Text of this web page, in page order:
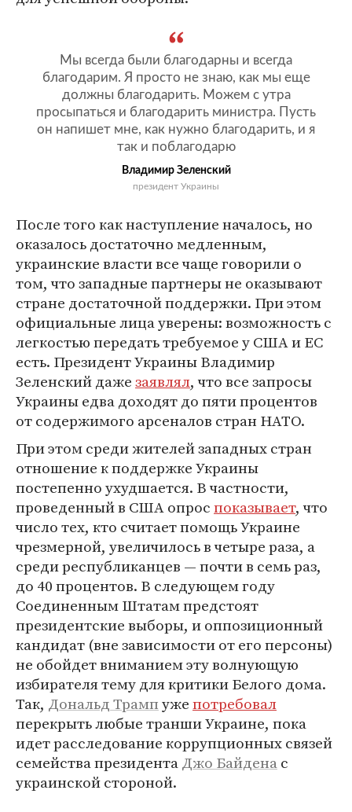
Мы всегда были благодарны и всегда
благодарим. Я просто не знаю, как мы еще
должны благодарить. Можем с утра
просыпаться и благодарить министра. Пусть
он напишет мне, как нужно благодарить, и я
так и поблагодарю
Владимир Зеленский
президент Украины
После того как наступление началось, но
оказалось достаточно медленным,
украинские власти все чаще говорили о
том, что западные партнеры не оказывают
стране достаточной поддержки. При этом
официальные лица уверены: возможность с
легкостью передать требуемое у США и ЕС
есть. Президент Украины Владимир
Зеленский дажезаявлял, что все запросы
Украины едва доходят до пяти процентов
от содержимого арсеналов стран НАТО.
При этом среди жителей западных стран
отношение к поддержке Украины
постепенно ухудшается. В частности,
проведенный в США опроспоказывает, что
число тех, кто считает помощь Украине
чрезмерной, увеличилось в четыре раза, а
среди республиканцев — почти в семь раз,
до 40 процентов. В следующем году
Соединенным Штатам предстоят
президентские выборы, и оппозиционный
кандидат (вне зависимости от его персоны)
не обойдет вниманием эту волнующую
избирателя тему для критики Белого дома.
Так, Дональд Трампужепотребовал
перекрыть любые транши Украине, пока
идет расследование коррупционных связей
семейства президентаДжо Байденас
украинской стороной.